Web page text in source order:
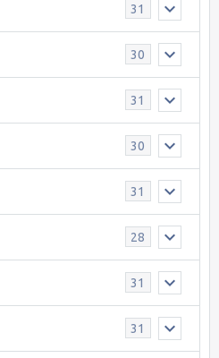
31
30
31
30
31
28
31
31